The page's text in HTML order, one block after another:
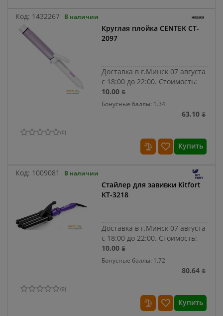
Код: 1432267 В наличии
Круглая плойка CENTEK CT-
2097
Доставка в г.Минск 07 августа
с 18:00 до 22:00. Стоимость:
10.00 ƃ
Бонусные баллы: 1.34
63.10 ƃ
(0)
Купить
Код: 1009081 В наличии
Стайлер для завивки Kitfort
KT-3218
Доставка в г.Минск 07 августа
с 18:00 до 22:00. Стоимость:
10.00 ƃ
Бонусные баллы: 1.72
80.64 ƃ
(0)
Купить